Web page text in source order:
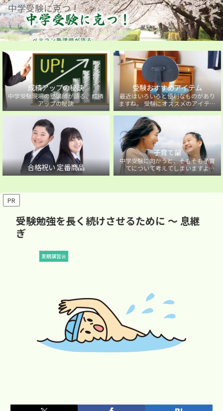
中学受験に克つ！
成績アップの秘訣
中学受験現場の塾講師が語る、成績
アップの秘訣
受験おすすめアイテム
最近はいろいろと便利なものがあり
ますね。 受験にオススメのアイテム
を紹介しています。
合格祝い 定番商品
子育て論
中学受験に向かうと、そもそも子育
てについて考えてしまいますよ
ね・・・。中学受験に向かうお子様
PR
受験勉強を長く続けさせるために ～ 息継
ぎ
夏期講習会